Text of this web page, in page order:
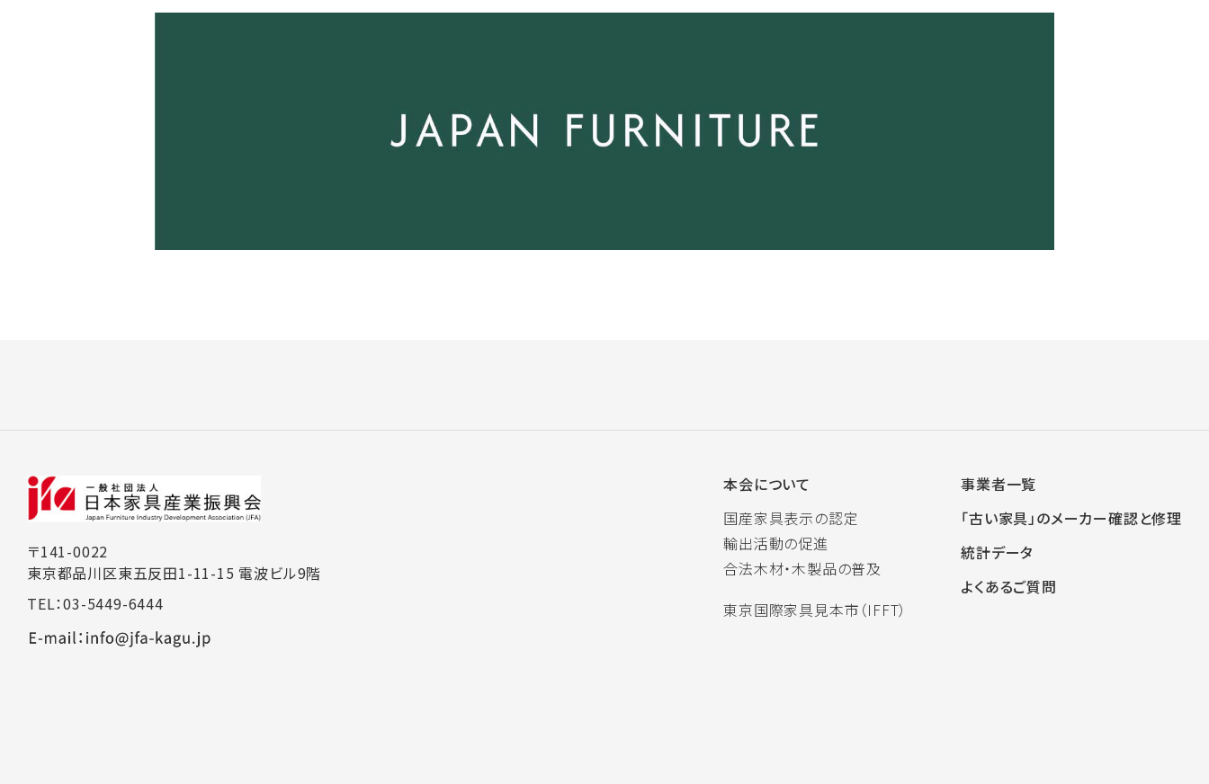
〒141-0022
東京都品川区東五反田1-11-15 電波ビル9階
TEL：03-5449-6444
本会について
国産家具表示の認定
輸出活動の促進
合法木材・木製品の普及
東京国際家具見本市（IFFT）
事業者一覧
「古い家具」のメーカー確認と修理
統計データ
よくあるご質問